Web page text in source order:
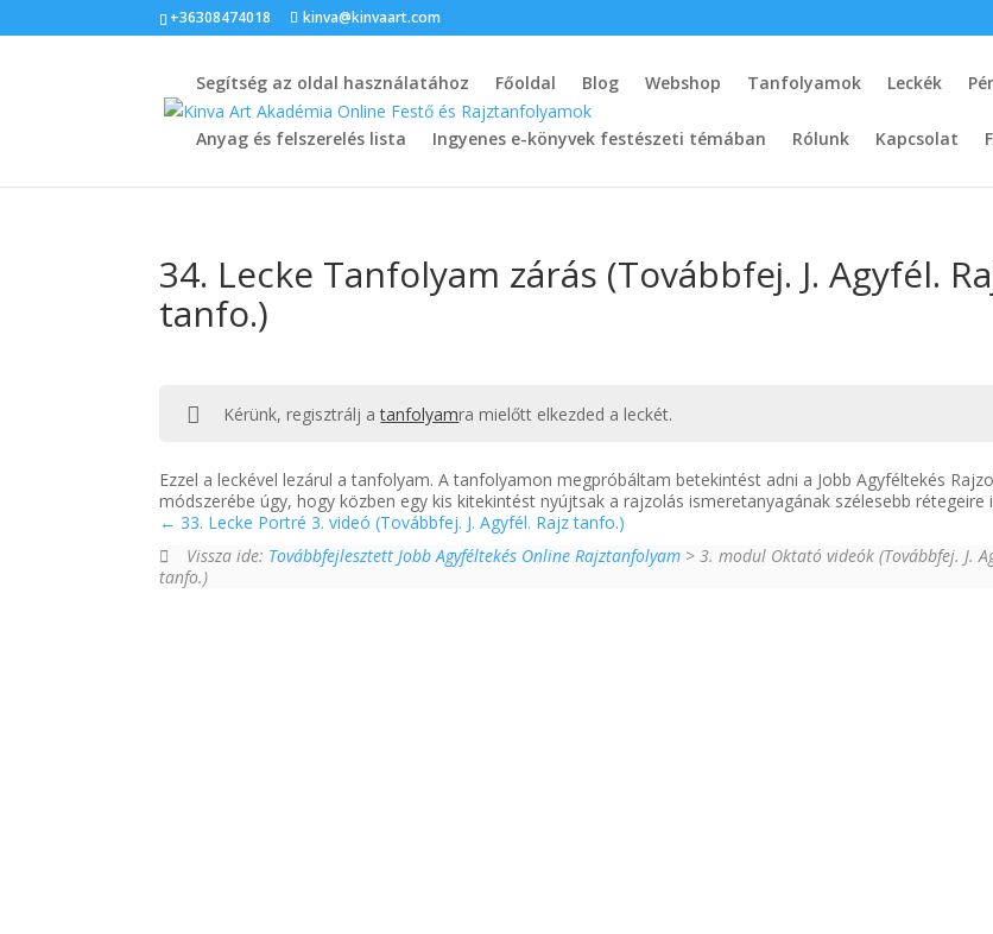
+36308474018 kinva@kinvaart.com
Segítség az oldal használatához Főoldal Blog Webshop Tanfolyamok Leckék
Anyag és felszerelés lista Ingyenes e-könyvek festészeti témában Rólunk Kapcsolat
34. Lecke Tanfolyam zárás (Továbbfej. J. Agyfél.
tanfo.)
Kérünk, regisztrálj atanfolyamra mielőtt elkezded a leckét.
Ezzel a leckével lezárul a tanfolyam. A tanfolyamon megpróbáltam betekintést adni a Jobb Agyféltekés
módszerébe úgy, hogy közben egy kis kitekintést nyújtsak a rajzolás ismeretanyagának szélesebb rétegeire
33. Lecke Portré 3. videó (Továbbfej. J. Agyfél. Rajz tanfo.)
Vissza ide: Továbbfejlesztett Jobb Agyféltekés Online Rajztanfolyam > 3. modul Oktató videók (Továbbfej. J.
tanfo.)